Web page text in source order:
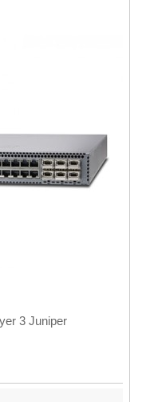
3 Juniper